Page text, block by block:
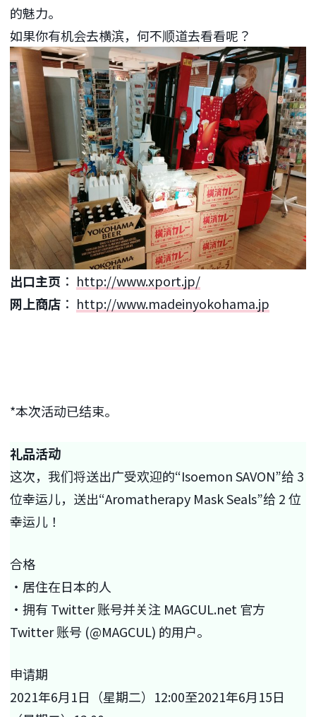
的魅力。
如果你有机会去横滨，何不顺道去看看呢？
出口主页 ： http://www.xport.jp/
网上商店 ： http://www.madeinyokohama.jp
*本次活动已结束。
礼品活动
这次，我们将送出广受欢迎的“Isoemon SAVON”给 3
位幸运儿，送出“Aromatherapy Mask Seals”给 2 位
幸运儿！
合格
・居住在日本的人
・拥有 Twitter 账号并关注 MAGCUL.net 官方
Twitter 账号 (@MAGCUL) 的用户。
申请期
2021年6月1日（星期二）12:00至2021年6月15日